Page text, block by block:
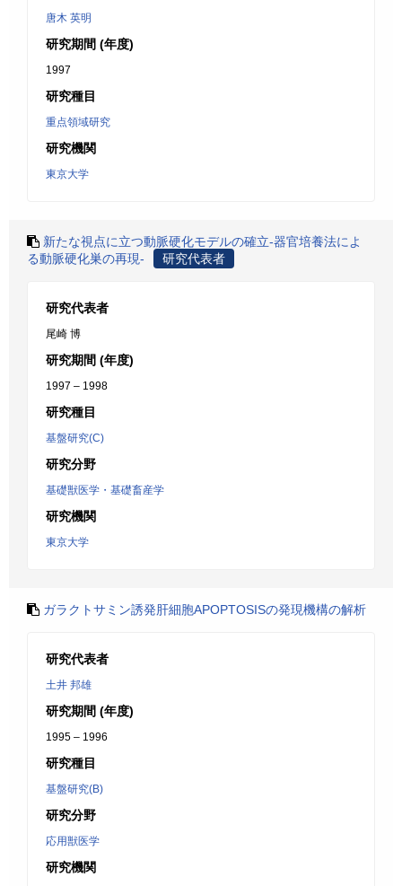
唐木 英明
研究期間 (年度)
1997
研究種目
重点領域研究
研究機関
東京大学
新たな視点に立つ動脈硬化モデルの確立-器官培養法によ
る動脈硬化巣の再現-
研究代表者
研究代表者
尾崎 博
研究期間 (年度)
1997 – 1998
研究種目
基盤研究(C)
研究分野
基礎獣医学・基礎畜産学
研究機関
東京大学
ガラクトサミン誘発肝細胞APOPTOSISの発現機構の解析
研究代表者
土井 邦雄
研究期間 (年度)
1995 – 1996
研究種目
基盤研究(B)
研究分野
応用獣医学
研究機関